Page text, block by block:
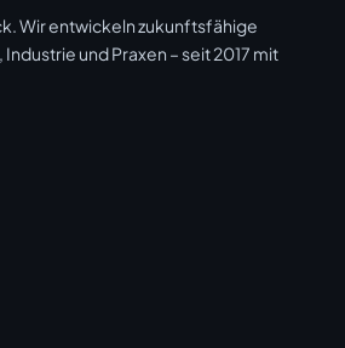
Wir entwickeln zukunftsfähige
und Praxen – seit 2017 mit